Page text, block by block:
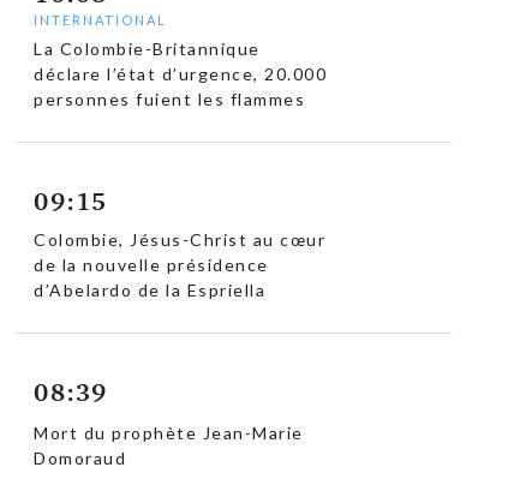
INTERNATIONAL
La Colombie-Britannique
déclare l’état d’urgence, 20.000
personnes fuient les flammes
09:15
Colombie, Jésus-Christ au cœur
de la nouvelle présidence
d’Abelardo de la Espriella
08:39
Mort du prophète Jean-Marie
Domoraud